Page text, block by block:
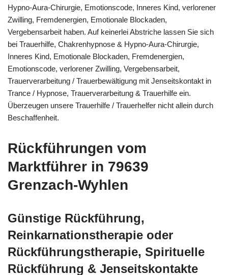
Hypno-Aura-Chirurgie, Emotionscode, Inneres Kind, verlorener
Zwilling, Fremdenergien, Emotionale Blockaden,
Vergebensarbeit haben. Auf keinerlei Abstriche lassen Sie sich
bei Trauerhilfe, Chakrenhypnose & Hypno-Aura-Chirurgie,
Inneres Kind, Emotionale Blockaden, Fremdenergien,
Emotionscode, verlorener Zwilling, Vergebensarbeit,
Trauerverarbeitung / Trauerbewältigung mit Jenseitskontakt in
Trance / Hypnose, Trauerverarbeitung & Trauerhilfe ein.
Überzeugen unsere Trauerhilfe / Trauerhelfer nicht allein durch
Beschaffenheit.
Rückführungen vom
Marktführer in 79639
Grenzach-Wyhlen
Günstige Rückführung,
Reinkarnationstherapie oder
Rückführungstherapie, Spirituelle
Rückführung & Jenseitskontakte